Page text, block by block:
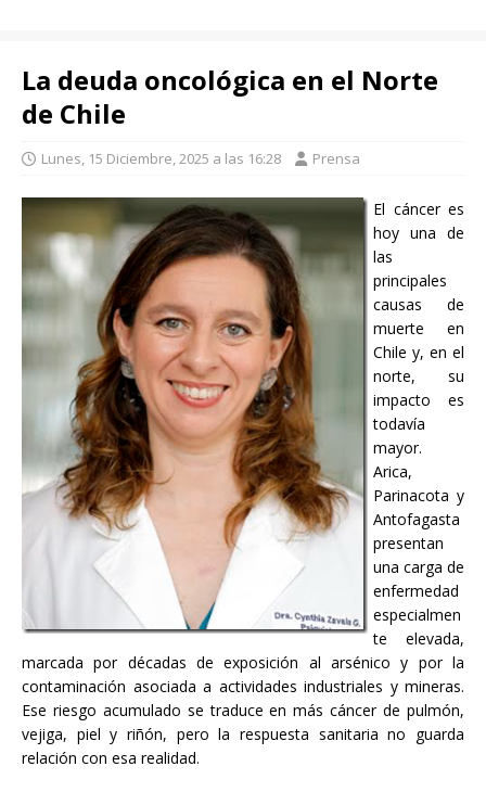
La deuda oncológica en el Norte
de Chile
Lunes, 15 Diciembre, 2025 a las 16:28 Prensa
El cáncer es
hoy una de
las
principales
causas de
muerte en
Chile y, en el
norte, su
impacto es
todavía
mayor.
Arica,
Parinacota y
Antofagasta
presentan
una carga de
enfermedad
especialmen
te elevada,
marcada por décadas de exposición al arsénico y por la
contaminación asociada a actividades industriales y mineras.
Ese riesgo acumulado se traduce en más cáncer de pulmón,
vejiga, piel y riñón, pero la respuesta sanitaria no guarda
relación con esa realidad.